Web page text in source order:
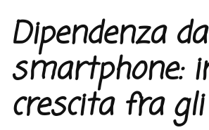
Dipendenza da
smartphone:
crescita fra